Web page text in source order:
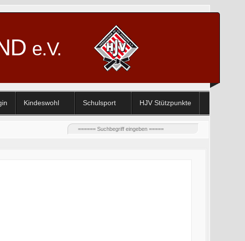
e.V.
Kindeswohl Schulsport HJV Stützpunkte